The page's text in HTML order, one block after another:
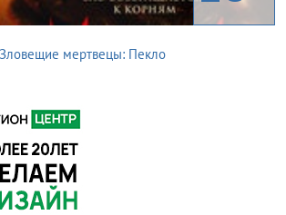
Зловещие мертвецы: Пекло